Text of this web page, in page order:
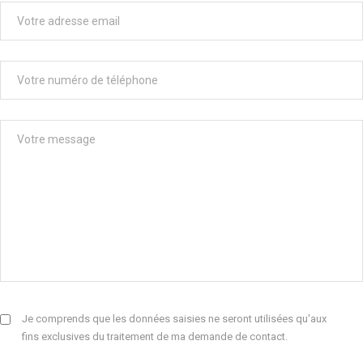
Je comprends que les données saisies ne seront utilisées qu'aux
fins exclusives du traitement de ma demande de contact.